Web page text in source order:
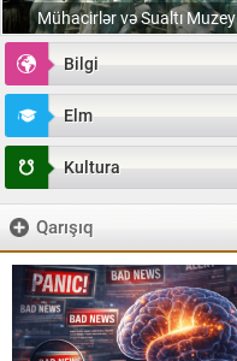
Mühacirlər və Sualtı Muzey
Bilgi
Elm
Kultura
Qarışıq